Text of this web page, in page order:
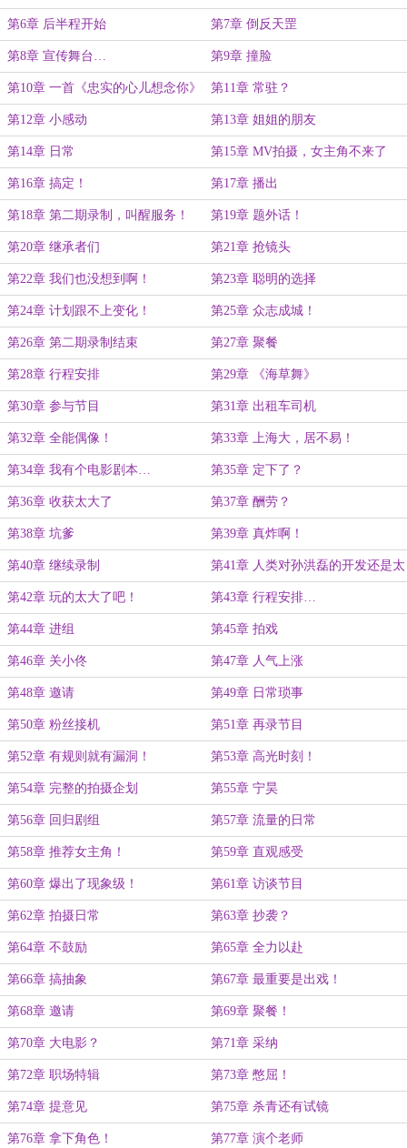
第6章 后半程开始 第7章 倒反天罡
第8章 宣传舞台… 第9章 撞脸
第10章 一首《忠实的心儿想念你》
送给洪磊哥！
第11章 常驻？
第12章 小感动 第13章 姐姐的朋友
第14章 日常 第15章 MV拍摄，女主角不来了
第16章 搞定！ 第17章 播出
第18章 第二期录制，叫醒服务！ 第19章 题外话！
第20章 继承者们 第21章 抢镜头
第22章 我们也没想到啊！ 第23章 聪明的选择
第24章 计划跟不上变化！ 第25章 众志成城！
第26章 第二期录制结束 第27章 聚餐
第28章 行程安排 第29章 《海草舞》
第30章 参与节目 第31章 出租车司机
第32章 全能偶像！ 第33章 上海大，居不易！
第34章 我有个电影剧本… 第35章 定下了？
第36章 收获太大了 第37章 酬劳？
第38章 坑爹 第39章 真炸啊！
第40章 继续录制 第41章 人类对孙洪磊的开发还是太
浅薄了！’
第42章 玩的太大了吧！ 第43章 行程安排…
第44章 进组 第45章 拍戏
第46章 关小佟 第47章 人气上涨
第48章 邀请 第49章 日常琐事
第50章 粉丝接机 第51章 再录节目
第52章 有规则就有漏洞！ 第53章 高光时刻！
第54章 完整的拍摄企划 第55章 宁昊
第56章 回归剧组 第57章 流量的日常
第58章 推荐女主角！ 第59章 直观感受
第60章 爆出了现象级！ 第61章 访谈节目
第62章 拍摄日常 第63章 抄袭？
第64章 不鼓励 第65章 全力以赴
第66章 搞抽象 第67章 最重要是出戏！
第68章 邀请 第69章 聚餐！
第70章 大电影？ 第71章 采纳
第72章 职场特辑 第73章 憋屈！
第74章 提意见 第75章 杀青还有试镜
第76章 拿下角色！ 第77章 演个老师